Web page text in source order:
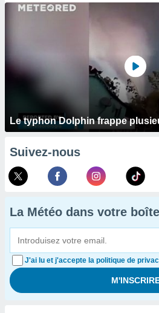
Le typhon Dolphin frappe
Suivez-nous
La Météo dans votre
J'ai lu et j'accepte la politique de